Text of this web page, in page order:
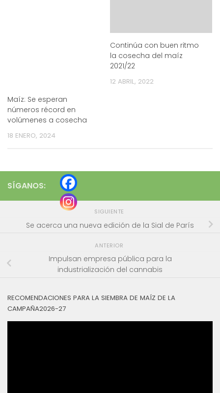
Maíz: Se esperan
números récord en
volúmenes a cosecha
18 ENERO, 2024
Continúa con buen ritmo
la cosecha del maíz
2021/22
12 ABRIL, 2022
SÍGANOS:
SIGUIENTE
Se acerca una nueva edición de la Sial de París
ANTERIOR
Impulsan empresa pública para la
industrialización del cannabis
RECOMENDACIONES PARA LA SIEMBRA DE MAÍZ DE LA
CAMPAÑA2026-27